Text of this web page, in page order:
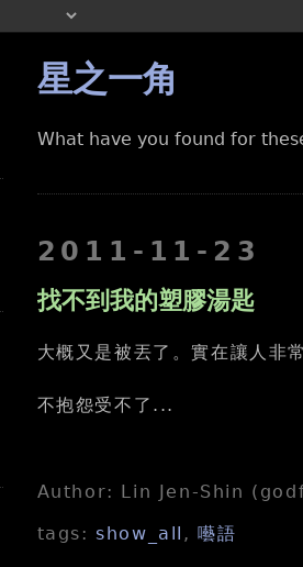
星之一角
What have you found for
2011-11-23
找不到我的塑膠湯匙
大概又是被丟了。實在讓人非
不抱怨受不了...
Author: Lin Jen-Shin
tags:show_all ,囈語